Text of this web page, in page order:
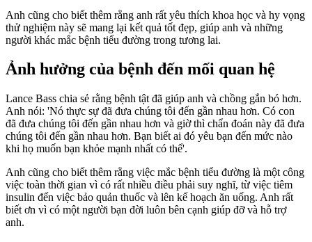
Anh cũng cho biết thêm rằng anh rất yêu thích khoa học và hy vọng
thử nghiệm này sẽ mang lại kết quả tốt đẹp, giúp anh và những
người khác mắc bệnh tiểu đường trong tương lai.
Ảnh hưởng của bệnh đến mối quan hệ
Lance Bass chia sẻ rằng bệnh tật đã giúp anh và chồng gắn bó hơn.
Anh nói: 'Nó thực sự đã đưa chúng tôi đến gần nhau hơn. Có con
đã đưa chúng tôi đến gần nhau hơn và giờ thì chẩn đoán này đã đưa
chúng tôi đến gần nhau hơn. Bạn biết ai đó yêu bạn đến mức nào
khi họ muốn bạn khỏe mạnh nhất có thể'.
Anh cũng cho biết thêm rằng việc mắc bệnh tiểu đường là một công
việc toàn thời gian vì có rất nhiều điều phải suy nghĩ, từ việc tiêm
insulin đến việc bảo quản thuốc và lên kế hoạch ăn uống. Anh rất
biết ơn vì có một người bạn đời luôn bên cạnh giúp đỡ và hỗ trợ
anh.